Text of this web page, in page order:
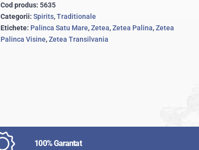
Cod produs: 5635
Categorii: Spirits,Traditionale
Etichete: Palinca Satu Mare,Zetea,Zetea Palina,Zetea
Palinca Visine,Zetea Transilvania
100% Garantat